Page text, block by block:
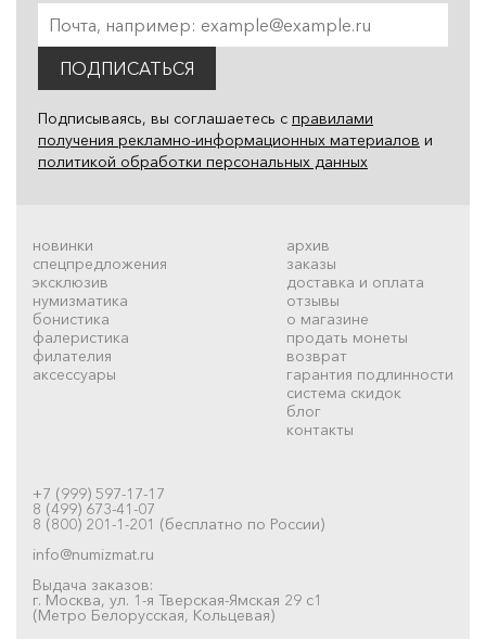
ПОДПИСАТЬСЯ
Подписываясь, вы соглашаетесь с правилами
получения рекламно-информационных материалов и
политикой обработки персональных данных
новинки
спецпредложения
эксклюзив
нумизматика
бонистика
фалеристика
филателия
аксессуары
архив
заказы
доставка и оплата
отзывы
о магазине
продать монеты
возврат
гарантия подлинности
система скидок
блог
контакты
+7 (999) 597-17-17
8 (499) 673-41-07
8 (800) 201-1-201 (бесплатно по России)
info@numizmat.ru
Выдача заказов:
г. Москва, ул. 1-я Тверская-Ямская 29 с1
(Метро Белорусская, Кольцевая)